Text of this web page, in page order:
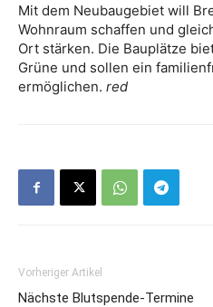
Mit dem Neubaugebiet will
Wohnraum schaffen und
Ort stärken. Die Bauplätze
Grüne und sollen ein
ermöglichen. red
Vorheriger Artikel
Nächste Blutspende-Termine